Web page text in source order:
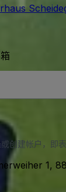
创建帐户，即
1,